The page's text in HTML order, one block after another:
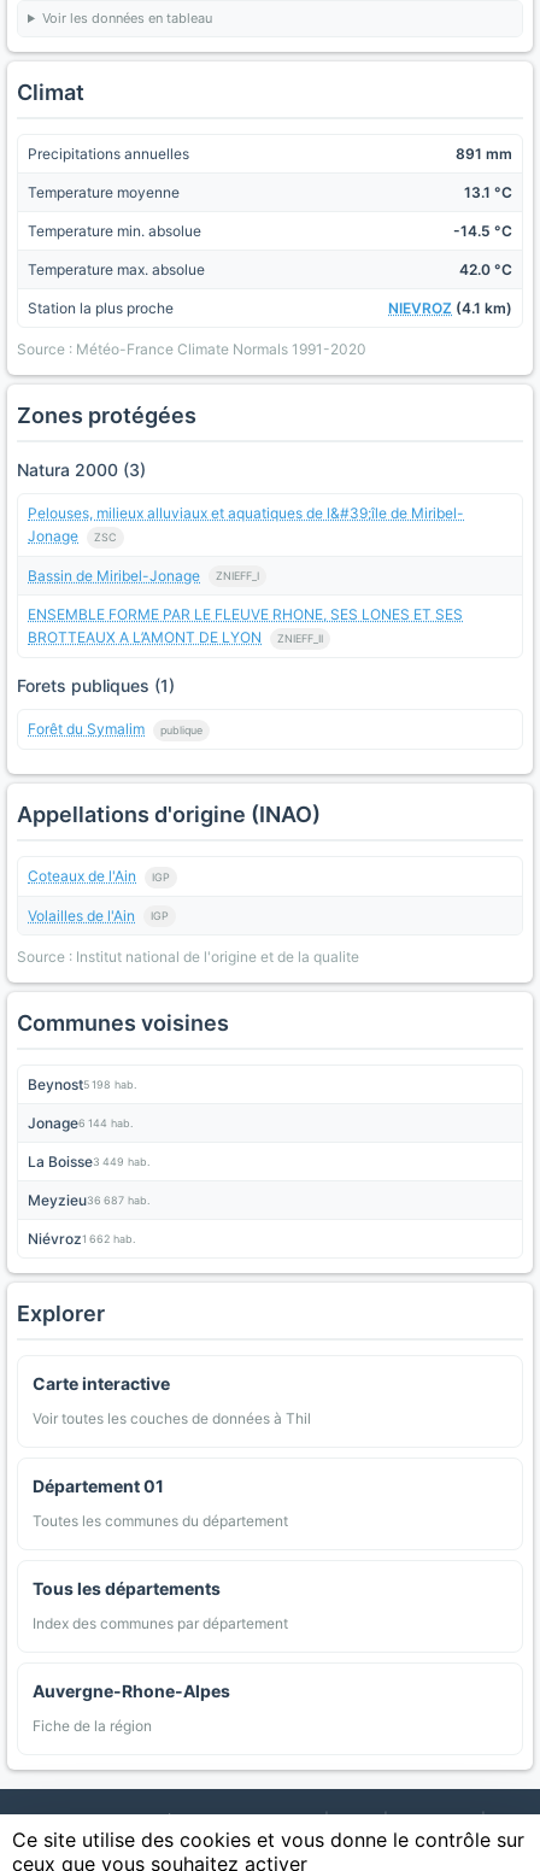
Voir les données en tableau
Climat
Precipitations annuelles 891 mm
Temperature moyenne 13.1 °C
Temperature min. absolue -14.5 °C
Temperature max. absolue 42.0 °C
Station la plus proche NIEVROZ (4.1 km)
Source : Météo-France Climate Normals 1991-2020
Zones protégées
Natura 2000 (3)
Pelouses, milieux alluviaux et aquatiques de l&#39;île de Miribel-
Jonage
ZSC
Bassin de Miribel-Jonage ZNIEFF_I
ENSEMBLE FORME PAR LE FLEUVE RHONE, SES LONES ET SES
BROTTEAUX A L’AMONT DE LYON
ZNIEFF_II
Forets publiques (1)
Forêt du Symalim publique
Appellations d'origine (INAO)
Coteaux de l'Ain IGP
Volailles de l'Ain IGP
Source : Institut national de l'origine et de la qualite
Communes voisines
Beynost5 198 hab.
Jonage6 144 hab.
La Boisse3 449 hab.
Meyzieu36 687 hab.
Niévroz1 662 hab.
Explorer
Carte interactive
Voir toutes les couches de données à Thil
Département 01
Toutes les communes du département
Tous les départements
Index des communes par département
Auvergne-Rhone-Alpes
Fiche de la région
AgriMap — Données agricoles ouvertes | Carte | Communes |
Appellations | Regions | Cultures | Zones protégées | Forets |
Littoral | Espaces naturels | Statistiques
Ce site utilise des cookies et vous donne le contrôle sur
ceux que vous souhaitez activer